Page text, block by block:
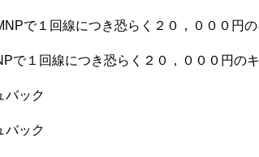
で１回線につき恐らく２０，０００円
で１回線につき恐らく２０，０００円の
バック
バック